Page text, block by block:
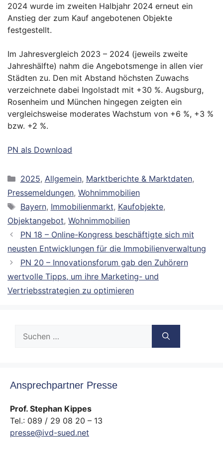
2024 wurde im zweiten Halbjahr 2024 erneut ein
Anstieg der zum Kauf angebotenen Objekte
festgestellt.
Im Jahresvergleich 2023 – 2024 (jeweils zweite
Jahreshälfte) nahm die Angebotsmenge in allen vier
Städten zu. Den mit Abstand höchsten Zuwachs
verzeichnete dabei Ingolstadt mit +30 %. Augsburg,
Rosenheim und München hingegen zeigten ein
vergleichsweise moderates Wachstum von +6 %, +3 %
bzw. +2 %.
PN als Download
Kategorien
2025, Allgemein, Marktberichte & Marktdaten,
Pressemeldungen, Wohnimmobilien
Schlagwörter
Bayern, Immobilienmarkt, Kaufobjekte,
Objektangebot, Wohnimmobilien
PN 18 – Online-Kongress beschäftigte sich mit
neusten Entwicklungen für die Immobilienverwaltung
PN 20 – Innovationsforum gab den Zuhörern
wertvolle Tipps, um ihre Marketing- und
Vertriebsstrategien zu optimieren
nach:
Ansprechpartner Presse
Prof. Stephan Kippes
Tel.: 089 / 29 08 20 – 13
presse@ivd-sued.net